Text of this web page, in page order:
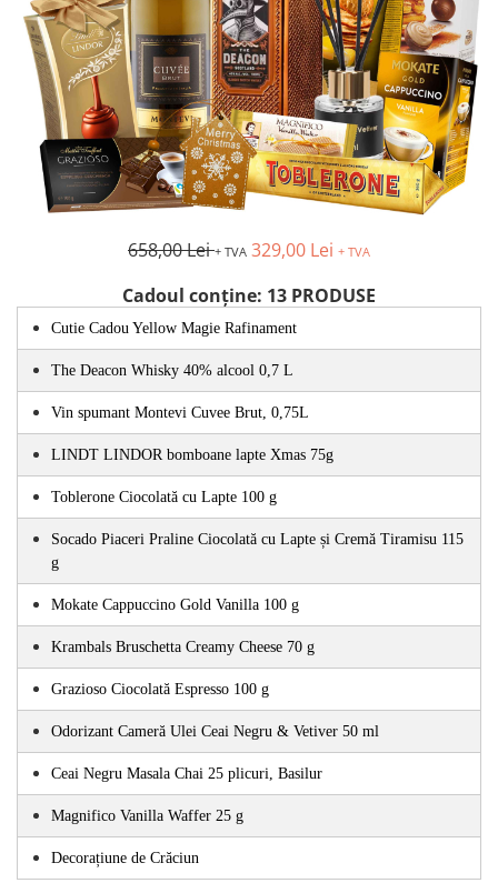
658,00 Lei+ TVA 329,00 Lei + TVA
Cadoul conține: 13 PRODUSE
Cutie Cadou Yellow Magie Rafinament
The Deacon Whisky 40% alcool 0,7 L
Vin spumant Montevi Cuvee Brut, 0,75L
LINDT LINDOR bomboane lapte Xmas 75g
Toblerone Ciocolată cu Lapte 100 g
Socado Piaceri Praline Ciocolată cu Lapte și Cremă Tiramisu 115
g
Mokate Cappuccino Gold Vanilla 100 g
Krambals Bruschetta Creamy Cheese 70 g
Grazioso Ciocolată Espresso 100 g
Odorizant Cameră Ulei Ceai Negru & Vetiver 50 ml
Ceai Negru Masala Chai 25 plicuri, Basilur
Magnifico Vanilla Waffer 25 g
Decorațiune de Crăciun